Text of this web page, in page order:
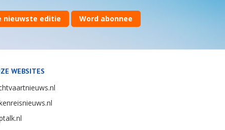
nieuwste editie Word abonnee
WEBSITES